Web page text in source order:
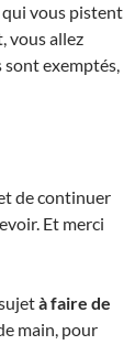
qui vous pistent
vous allez
exemptés,
de continuer
Et merci
à faire de
main, pour